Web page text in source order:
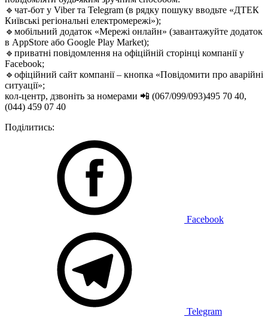
🔹чат-бот у Viber та Telegram (в рядку пошуку вводьте «ДТЕК
Київські регіональні електромережі»);
🔹мобільний додаток «Мережі онлайн» (завантажуйте додаток
в AppStore або Google Play Market);
🔹приватні повідомлення на офіційній сторінці компанії у
Facebook;
🔹офіційний сайт компанії – кнопка «Повідомити про аварійні
ситуації»;
кол-центр, дзвоніть за номерами 📲 (067/099/093)495 70 40,
(044) 459 07 40
Поділитись:
Facebook
Telegram